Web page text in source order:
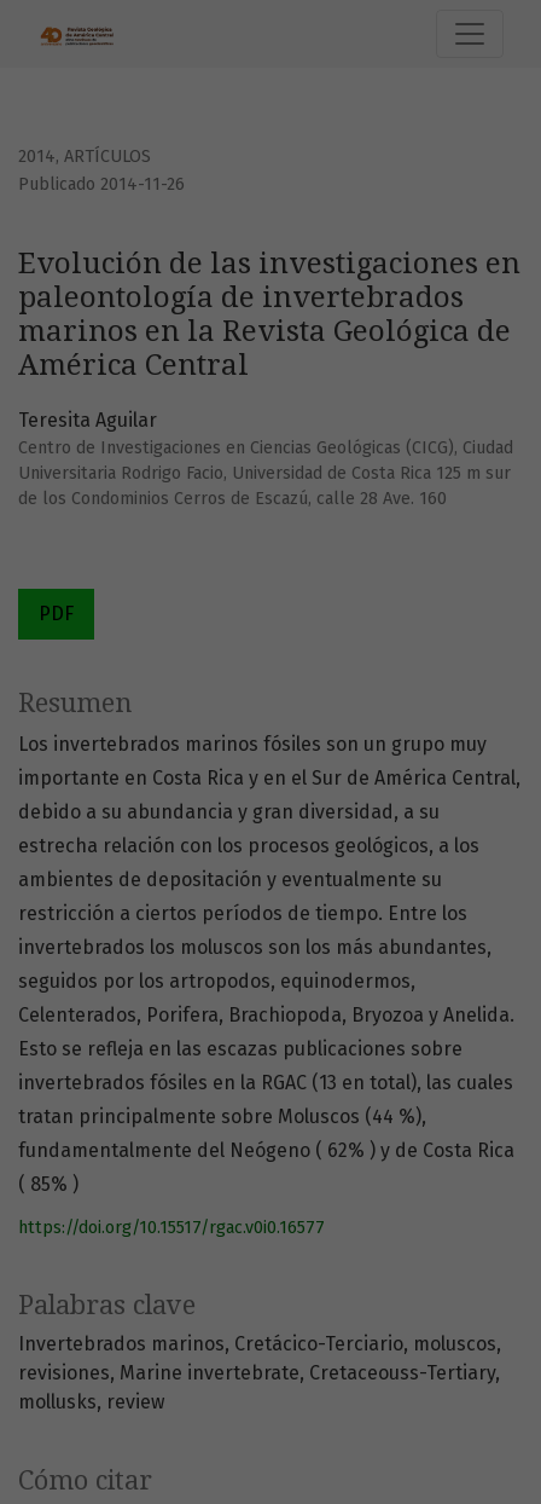
2014, ARTÍCULOS
Evolución de las investigaciones en
paleontología de invertebrados
marinos en la Revista Geológica de
América Central
Publicado 2014-11-26
Teresita Aguilar
Centro de Investigaciones en Ciencias Geológicas (CICG), Ciudad
Universitaria Rodrigo Facio, Universidad de Costa Rica 125 m sur
de los Condominios Cerros de Escazú, calle 28 Ave. 160
PDF
Palabras clave
Invertebrados marinos Cretácico-Terciario moluscos
revisiones Marine invertebrate Cretaceouss-Tertiary
mollusks review
Cómo citar
Resumen
Los invertebrados marinos fósiles son un grupo muy
importante en Costa Rica y en el Sur de América Central,
debido a su abundancia y gran diversidad, a su
estrecha relación con los procesos geológicos, a los
ambientes de depositación y eventualmente su
restricción a ciertos períodos de tiempo. Entre los
invertebrados los moluscos son los más abundantes,
seguidos por los artropodos, equinodermos,
Celenterados, Porifera, Brachiopoda, Bryozoa y Anelida.
Esto se refleja en las escazas publicaciones sobre
invertebrados fósiles en la RGAC (13 en total), las cuales
tratan principalmente sobre Moluscos (44 %),
fundamentalmente del Neógeno ( 62% ) y de Costa Rica
( 85% )
https://doi.org/10.15517/rgac.v0i0.16577